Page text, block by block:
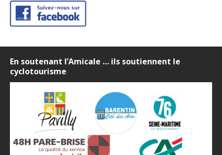
En soutenant l’Amicale … ils soutiennent le
cyclotourisme